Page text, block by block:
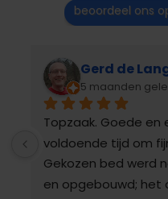
beoordeel ons
voorlichting en
te kiezen.
thuis afgeleverd
bed en matras